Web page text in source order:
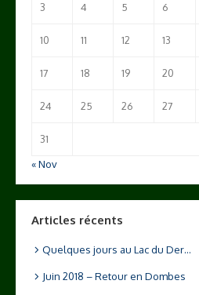
3 4 5 6
10 11 12 13
17 18 19 20
24 25 26 27
31
« Nov
Articles récents
Quelques jours au Lac du Der…
Juin 2018 – Retour en Dombes